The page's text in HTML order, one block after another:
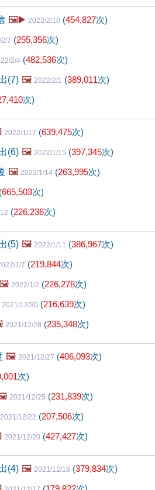
🖼️▶️ 2022/2/10 (454,827次)
7 (255,356次)
2/4 (482,536次)
(7) 🖼️ 2022/2/1 (389,011次)
次)
2022/1/17 (639,475次)
(6) 🖼️ 2022/1/15 (397,345次)
🖼️ 2022/1/14 (263,995次)
(665,503次)
(226,236次)
(5) 🖼️ 2022/1/11 (386,967次)
1/7 (219,844次)
2022/1/2 (226,278次)
2021/12/30 (216,639次)
2021/12/28 (235,348次)
🖼️ 2021/12/27 (406,093次)
次)
2021/12/25 (231,839次)
2021/12/22 (207,506次)
2021/12/20 (427,427次)
(4) 🖼️ 2021/12/18 (379,834次)